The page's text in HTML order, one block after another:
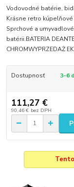
Vodovodné batérie,
Krásne retro
Sprchové a
batérii.BATERIA
CHROMWYPRZEDAŻ
Dostupnosť 3-6
111,27 €
90,46 € bez DPH